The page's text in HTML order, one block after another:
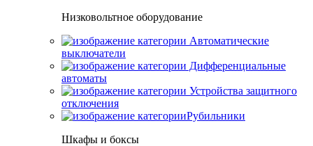
Низковольтное оборудование
Автоматические
выключатели
Дифференциальные
автоматы
Устройства защитного
отключения
Рубильники
Шкафы и боксы